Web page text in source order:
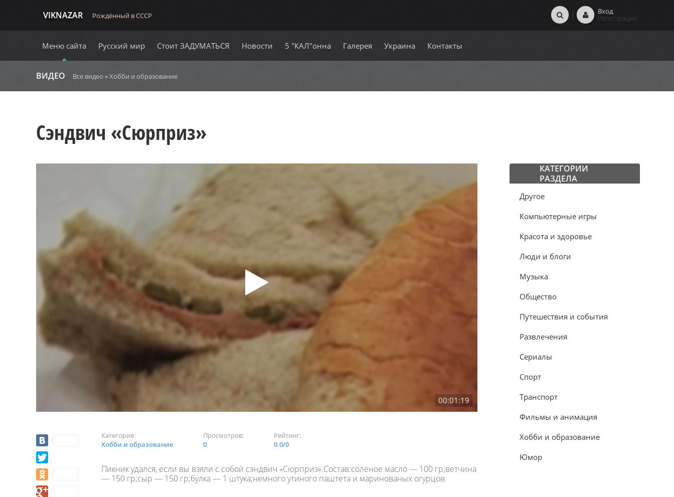
VIKNAZAR Рождённый в СССР Вход
Регистрация
Меню сайта Русский мир Стоит ЗАДУМАТЬСЯ Новости 5 "КАЛ"онна Галерея Украина Контакты
ВИДЕО Все видео »Хобби и образование
Сэндвич «Сюрприз»
00:01:19
Категория:
Хобби и образование
Просмотров:
0
Рейтинг:
0.0/0
Пикник удался, если вы взяли с собой сэндвич «Сюрприз».Состав:соленое масло — 100 гр;ветчина
— 150 гр;сыр — 150 гр;булка — 1 штука;немного утиного паштета и маринованых огурцов.
КАТЕГОРИИ
РАЗДЕЛА
Другое
Компьютерные игры
Красота и здоровье
Люди и блоги
Музыка
Общество
Путешествия и события
Развлечения
Сериалы
Спорт
Транспорт
Фильмы и анимация
Хобби и образование
Юмор